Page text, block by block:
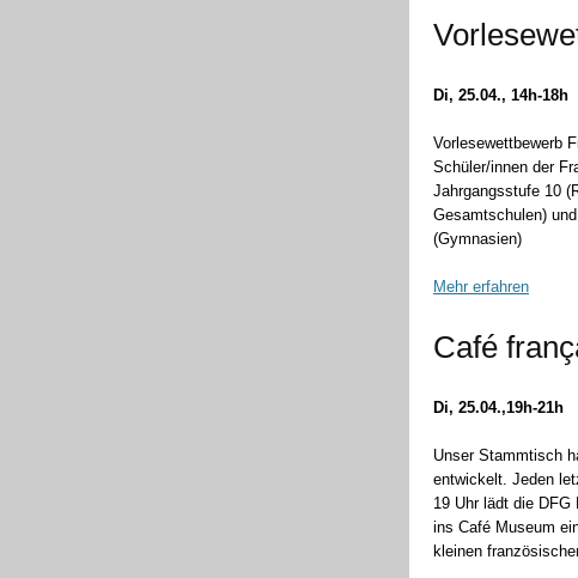
Di, 25.04., 14h-18h
Vorlesewettbewerb
Schüler/innen der
Jahrgangsstufe 10
Gesamtschulen)
(Gymnasien)
Mehr erfahren
Café
Di, 25.04.,19h-21h
Unser Stammtisch
entwickelt. Jeden
19 Uhr lädt die DFG
ins Café Museum
kleinen